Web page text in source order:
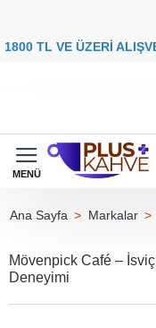
00 TL VE ÜZERİ
Markalar
Mövenpick Café –
Deneyimi